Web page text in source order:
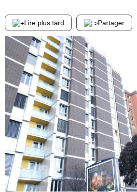
Lire plus tard Partager